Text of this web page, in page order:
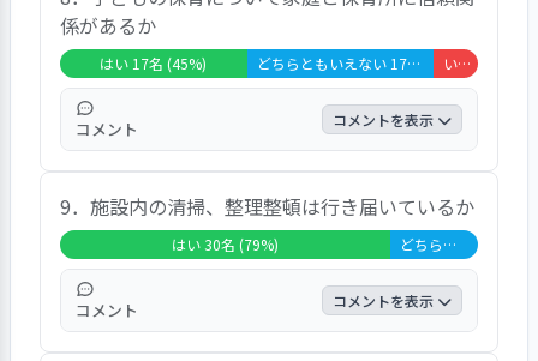
が高いと感じた」「外にある門がいつも開い
ている」「戸外遊びの自転車走行！危険！」
と、記されていた。
が５％だった。設問項目には、「コロナも関
係しているが、クラス別のルールがある」
「妻が働いていないだけで、働いている人優
先と言われる」「行事は予備日を設けたら良
い」「行事の時間などの詳細が一週間を切っ
ても知らされない。平日開催の為、急な休み
が取れない」「運動会の雨天時の振り替え日
がなく開催されなかった。大きな行事には振
り替え日、場所の確保をすべき」「運動会で
は予備日がなかった。休日に予備日を作るべ
き」と、記されていた。
係があるか
はい 17名 (45%) どちらともいえない 17名 (45%) いいえ 4名 (11%)
コメント コメントを表示
「はい」と「どちらとも言えない」が各４
５％、「いいえ」が１１％だった。設問項目
には、「担任の先生とゆっくり話せる機会
が、年に２、３回あると良い」「信頼関係が
あると思っているが、直接話す機会が少なす
ぎる」「担任と話をする機会があまりもてな
い」「バスを利用していることもあり、先生
9．施設内の清掃、整理整頓は行き届いているか
はい 30名 (79%) どちらともいえない 8名 (21%)
コメント コメントを表示